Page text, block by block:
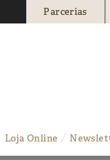
Parcerias
Loja Online